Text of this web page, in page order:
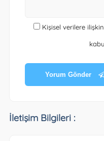
Kişisel verilere
Yorum Gönder
İletişim Bilgileri :